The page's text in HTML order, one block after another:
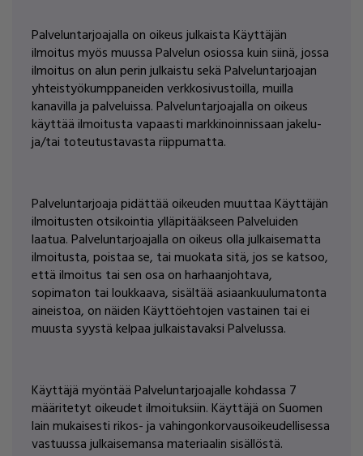
Palveluntarjoajalla on oikeus julkaista Käyttäjän
ilmoitus myös muussa Palvelun osiossa kuin siinä, jossa
ilmoitus on alun perin julkaistu sekä Palveluntarjoajan
yhteistyökumppaneiden verkkosivustoilla, muilla
kanavilla ja palveluissa. Palveluntarjoajalla on oikeus
käyttää ilmoitusta vapaasti markkinoinnissaan jakelu-
ja/tai toteutustavasta riippumatta.
Palveluntarjoaja pidättää oikeuden muuttaa Käyttäjän
ilmoitusten otsikointia ylläpitääkseen Palveluiden
laatua. Palveluntarjoajalla on oikeus olla julkaisematta
ilmoitusta, poistaa se, tai muokata sitä, jos se katsoo,
että ilmoitus tai sen osa on harhaanjohtava,
sopimaton tai loukkaava, sisältää asiaankuulumatonta
aineistoa, on näiden Käyttöehtojen vastainen tai ei
muusta syystä kelpaa julkaistavaksi Palvelussa.
Käyttäjä myöntää Palveluntarjoajalle kohdassa 7
määritetyt oikeudet ilmoituksiin. Käyttäjä on Suomen
lain mukaisesti rikos- ja vahingonkorvausoikeudellisessa
vastuussa julkaisemansa materiaalin sisällöstä.